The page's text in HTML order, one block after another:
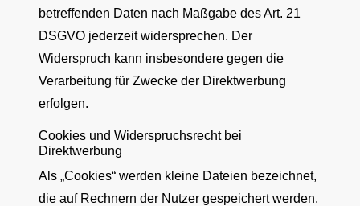
betreffenden Daten nach Maßgabe des Art. 21
DSGVO jederzeit widersprechen. Der
Widerspruch kann insbesondere gegen die
Verarbeitung für Zwecke der Direktwerbung
erfolgen.
Cookies und Widerspruchsrecht bei
Direktwerbung
Als „Cookies“ werden kleine Dateien bezeichnet,
die auf Rechnern der Nutzer gespeichert werden.